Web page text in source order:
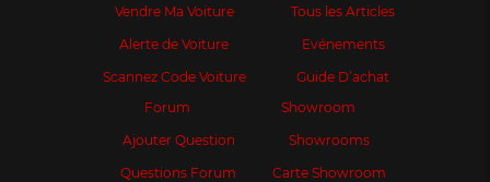
Vendre Ma Voiture
Alerte de Voiture
Scannez Code Voiture
Tous les Articles
Evénements
Guide D’achat
Forum
Ajouter Question
Questions Forum
Showroom
Showrooms
Carte Showroom